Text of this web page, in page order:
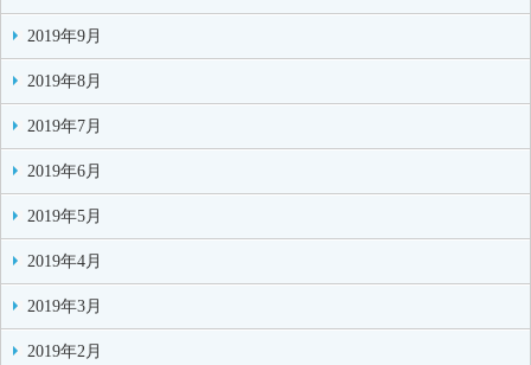
2019年9月
2019年8月
2019年7月
2019年6月
2019年5月
2019年4月
2019年3月
2019年2月